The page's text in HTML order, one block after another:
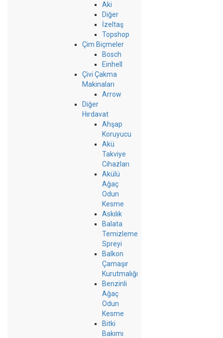
Aki
Diğer
İzeltaş
Topshop
Çim Biçmeler
Bosch
Einhell
Çivi Çakma
Makinaları
Arrow
Diğer
Hırdavat
Ahşap
Koruyucu
Akü
Takviye
Cihazları
Akülü
Ağaç
Odun
Kesme
Askılık
Balata
Temizleme
Spreyi
Balkon
Çamaşır
Kurutmalığı
Benzinli
Ağaç
Odun
Kesme
Bitki
Bakımı